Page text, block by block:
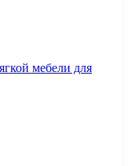
мебели для